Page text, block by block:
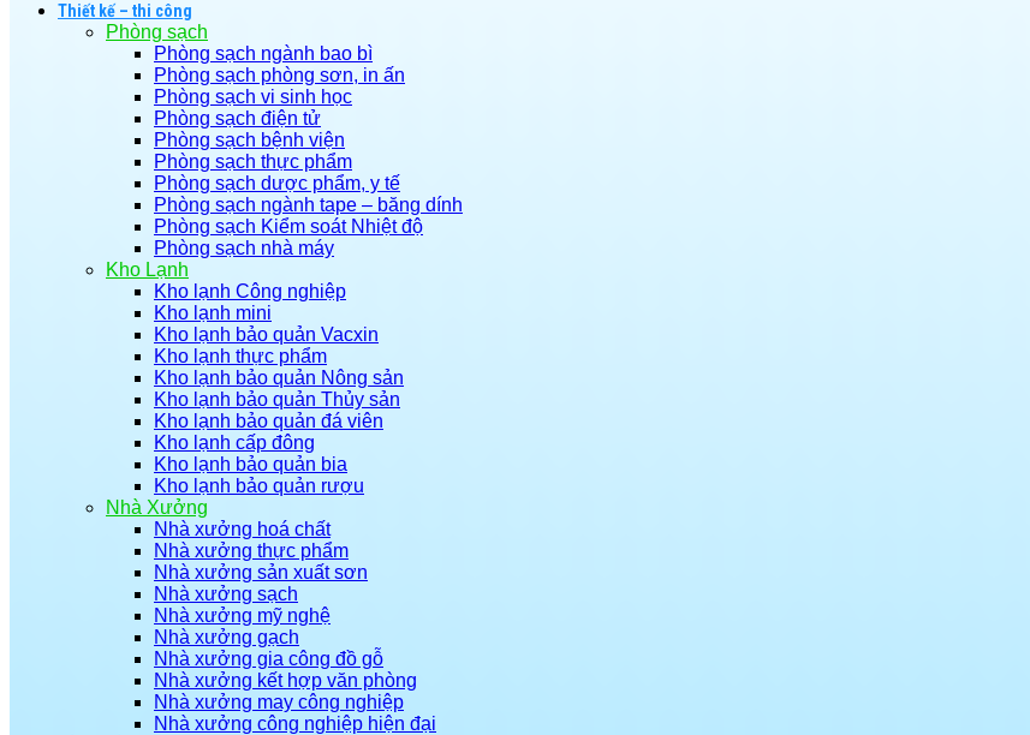
Thiết kế – thi công
Phòng sạch
Phòng sạch ngành bao bì
Phòng sạch phòng sơn, in ấn
Phòng sạch vi sinh học
Phòng sạch điện tử
Phòng sạch bệnh viện
Phòng sạch thực phẩm
Phòng sạch dược phẩm, y tế
Phòng sạch ngành tape – băng dính
Phòng sạch Kiểm soát Nhiệt độ
Phòng sạch nhà máy
Kho Lạnh
Kho lạnh Công nghiệp
Kho lạnh mini
Kho lạnh bảo quản Vacxin
Kho lạnh thực phẩm
Kho lạnh bảo quản Nông sản
Kho lạnh bảo quản Thủy sản
Kho lạnh bảo quản đá viên
Kho lạnh cấp đông
Kho lạnh bảo quản bia
Kho lạnh bảo quản rượu
Nhà Xưởng
Nhà xưởng hoá chất
Nhà xưởng thực phẩm
Nhà xưởng sản xuất sơn
Nhà xưởng sạch
Nhà xưởng mỹ nghệ
Nhà xưởng gạch
Nhà xưởng gia công đồ gỗ
Nhà xưởng kết hợp văn phòng
Nhà xưởng may công nghiệp
Nhà xưởng công nghiệp hiện đại